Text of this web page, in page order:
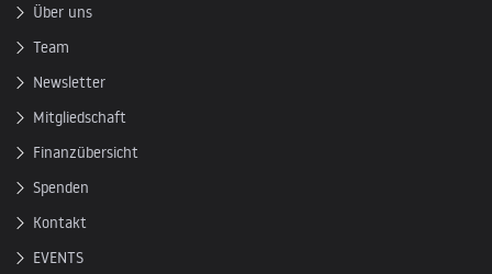
Über uns
Team
Newsletter
Mitgliedschaft
Finanzübersicht
Spenden
Kontakt
EVENTS